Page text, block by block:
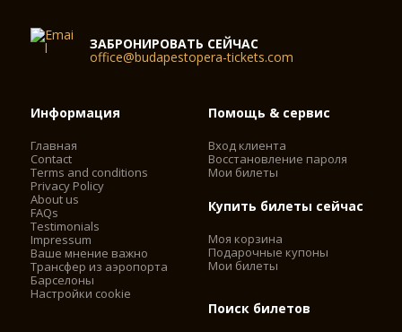
ЗАБРОНИРОВАТЬ СЕЙЧАС
office@budapestopera-tickets.com
Информация
Главная
Contact
Terms and conditions
Privacy Policy
About us
FAQs
Testimonials
Impressum
Ваше мнение важно
Трансфер из аэропорта
Барселоны
Настройки cookie
Помощь & сервис
Вход клиента
Восстановление пароля
Мои билеты
Купить билеты сейчас
Моя корзина
Подарочные купоны
Мои билеты
Поиск билетов